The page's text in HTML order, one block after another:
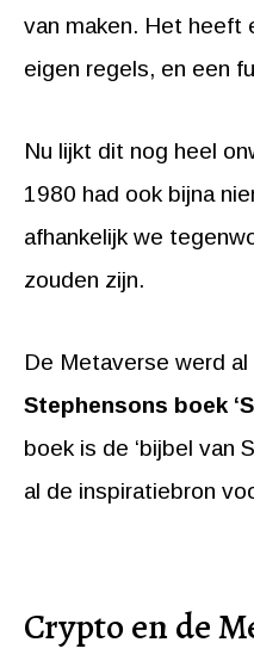
van maken. Het heeft
eigen regels, en een
Nu lijkt dit nog heel
1980 had ook bijna
afhankelijk we
zouden zijn.
De Metaverse werd
Stephensons boek
boek is de ‘bijbel van
al de inspiratiebron
Crypto en de